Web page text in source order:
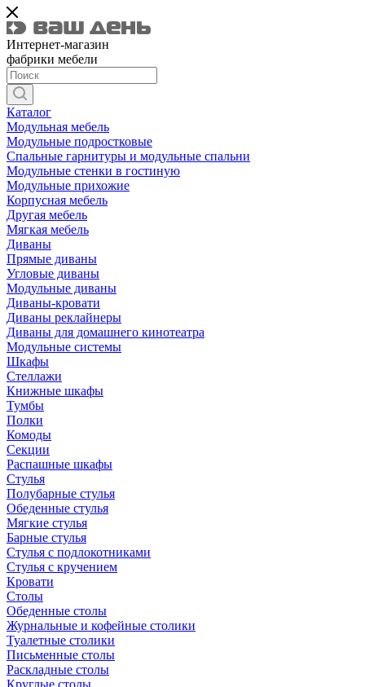
Интернет-магазин
фабрики мебели
Каталог
Модульная мебель
Модульные подростковые
Спальные гарнитуры и модульные спальни
Модульные стенки в гостиную
Модульные прихожие
Корпусная мебель
Другая мебель
Мягкая мебель
Диваны
Прямые диваны
Угловые диваны
Модульные диваны
Диваны-кровати
Диваны реклайнеры
Диваны для домашнего кинотеатра
Модульные системы
Шкафы
Стеллажи
Книжные шкафы
Тумбы
Полки
Комоды
Секции
Распашные шкафы
Стулья
Полубарные стулья
Обеденные стулья
Мягкие стулья
Барные стулья
Стулья с подлокотниками
Стулья с кручением
Кровати
Столы
Обеденные столы
Журнальные и кофейные столики
Туалетные столики
Письменные столы
Раскладные столы
Круглые столы